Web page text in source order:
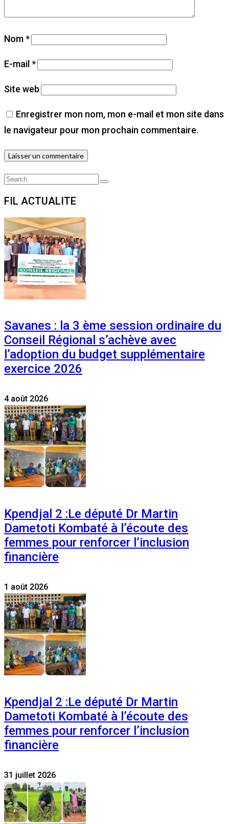
Nom*
E-mail*
Site web
Enregistrer mon nom, mon e-mail et mon site dans
le navigateur pour mon prochain commentaire.
Search
Search
FIL ACTUALITE
Savanes : la 3 ème session ordinaire du
Conseil Régional s’achève avec
l’adoption du budget supplémentaire
exercice 2026
4 août 2026
Kpendjal 2 :Le député Dr Martin
Dametoti Kombaté à l’écoute des
femmes pour renforcer l’inclusion
financière
1 août 2026
Kpendjal 2 :Le député Dr Martin
Dametoti Kombaté à l’écoute des
femmes pour renforcer l’inclusion
financière
31 juillet 2026